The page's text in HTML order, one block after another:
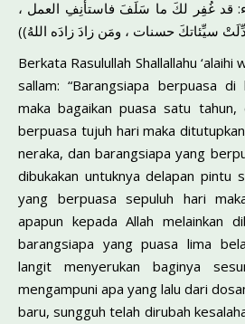
قد غُفِر لكَ ما سَلَفَ فاستأنِفِ العمل ،
Berkata Rasulullah Shallallahu ‘alaihi
sallam: “Barangsiapa berpuasa
maka bagaikan puasa satu tahun,
berpuasa tujuh hari maka
neraka, dan barangsiapa yang
dibukakan untuknya delapan pintu
yang berpuasa sepuluh hari
apapun kepada Allah melainkan
barangsiapa yang puasa lima
langit menyerukan baginya
mengampuni apa yang lalu dari
baru, sungguh telah dirubah